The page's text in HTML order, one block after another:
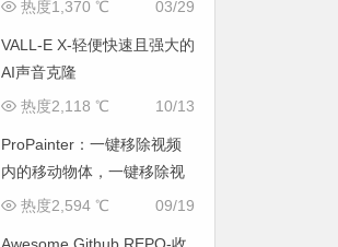
03/29
热度1,370 ℃
VALL-E X-轻便快速且强大的
AI声音克隆
10/13
热度2,118 ℃
ProPainter：一键移除视频
内的移动物体，一键移除视
频水印
09/19
热度2,594 ℃